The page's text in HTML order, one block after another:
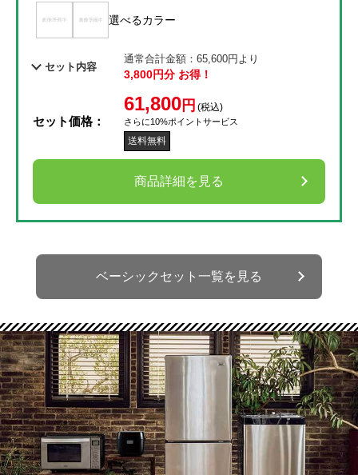
選べるカラー
セット内容
通常合計金額：65,600円より
3,800円分 お得！
セット価格：
61,800円 (税込)
さらに10%ポイントサービス
送料無料
商品詳細を見る
ベーシックセット一覧を見る